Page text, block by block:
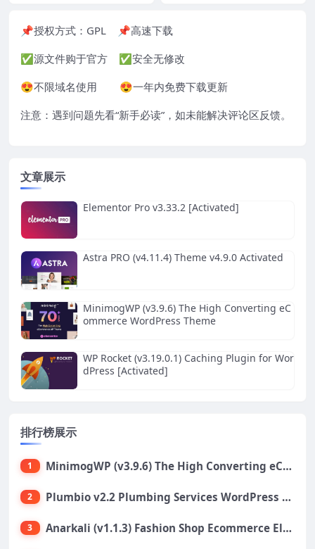
📌授权方式： GPL 📌高速下载
✅源文件购于官方 ✅安全无修改
😍不限域名使用 😍一年内免费下载更新
注意：遇到问题先看“新手必读”，如未能解决评论区反馈。
文章展示
Elementor Pro v3.33.2 [Activated]
Astra PRO (v4.11.4) Theme v4.9.0 Activated
MinimogWP (v3.9.6) The High Converting eC
ommerce WordPress Theme
WP Rocket (v3.19.0.1) Caching Plugin for Wor
dPress [Activated]
排行榜展示
1 MinimogWP (v3.9.6) The High Converting eCommerce WordPress Theme
2 Plumbio v2.2 Plumbing Services WordPress Theme
3 Anarkali (v1.1.3) Fashion Shop Ecommerce Elementor Theme